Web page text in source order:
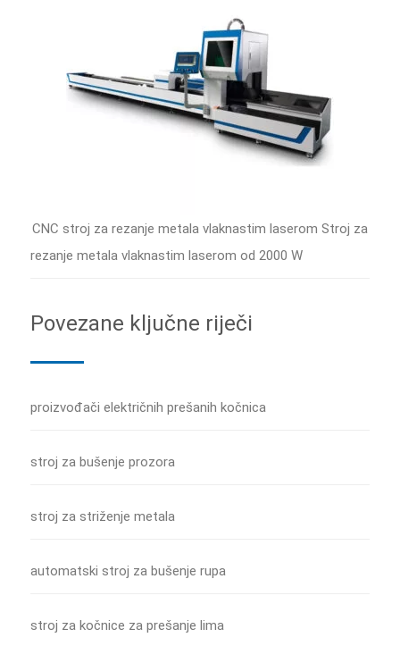
CNC stroj za rezanje metala vlaknastim laserom Stroj za
rezanje metala vlaknastim laserom od 2000 W
Povezane ključne riječi
proizvođači električnih prešanih kočnica
stroj za bušenje prozora
stroj za striženje metala
automatski stroj za bušenje rupa
stroj za kočnice za prešanje lima